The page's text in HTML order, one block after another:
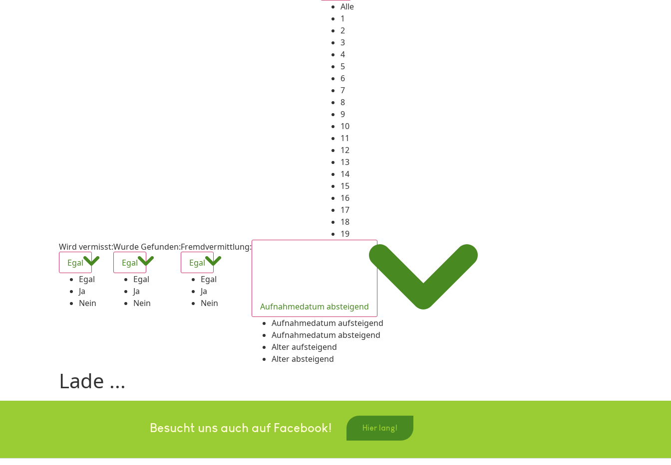
Alle
1
2
3
4
5
6
7
8
9
10
11
12
13
14
15
16
17
18
19
Wird vermisst:
Egal
Egal
Ja
Nein
Wurde Gefunden:
Egal
Egal
Ja
Nein
Fremdvermittlung:
Egal
Egal
Ja
Nein
Aufnahmedatum absteigend
Aufnahmedatum aufsteigend
Aufnahmedatum absteigend
Alter aufsteigend
Alter absteigend
Lade ...
Besucht uns auch auf Facebook! Hier lang!